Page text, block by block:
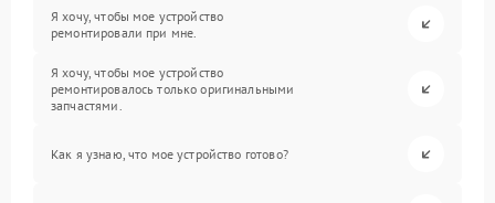
Я хочу, чтобы мое устройство
ремонтировали при мне.
Я хочу, чтобы мое устройство
ремонтировалось только оригинальными
запчастями.
Как я узнаю, что мое устройство готово?